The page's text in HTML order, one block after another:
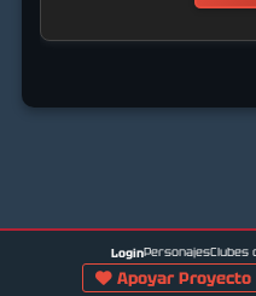
LoginPersonajesClubes
Apoyar Proyecto